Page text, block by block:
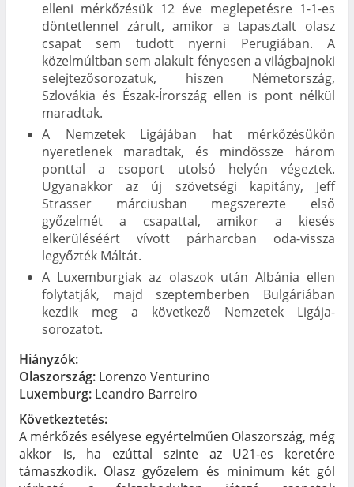
elleni mérkőzésük 12 éve meglepetésre 1-1-es
döntetlennel zárult, amikor a tapasztalt olasz
csapat sem tudott nyerni Perugiában. A
közelmúltban sem alakult fényesen a világbajnoki
selejtezősorozatuk, hiszen Németország,
Szlovákia és Észak-Írország ellen is pont nélkül
maradtak.
A Nemzetek Ligájában hat mérkőzésükön
nyeretlenek maradtak, és mindössze három
ponttal a csoport utolsó helyén végeztek.
Ugyanakkor az új szövetségi kapitány, Jeff
Strasser márciusban megszerezte első
győzelmét a csapattal, amikor a kiesés
elkerüléséért vívott párharcban oda-vissza
legyőzték Máltát.
A Luxemburgiak az olaszok után Albánia ellen
folytatják, majd szeptemberben Bulgáriában
kezdik meg a következő Nemzetek Ligája-
sorozatot.
Hiányzók:
Olaszország: Lorenzo Venturino
Luxemburg: Leandro Barreiro
Következtetés:
A mérkőzés esélyese egyértelműen Olaszország, még
akkor is, ha ezúttal szinte az U21-es keretére
támaszkodik. Olasz győzelem és minimum két gól